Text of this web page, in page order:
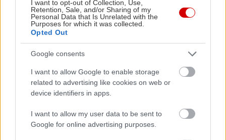
I want to opt-out of Collection, Use,
Retention, Sale, and/or Sharing of my
Personal Data that Is Unrelated with the
Purposes for which it was collected.
Opted Out
Google consents
I want to allow Google to enable storage
related to advertising like cookies on web or
device identifiers in apps.
I want to allow my user data to be sent to
Google for online advertising purposes.
ελαχιστοποίηση του θορύβου και των κραδασμών.
Το ηχομονωμένο παρμπρίζ θα βοηθήσει στη
μείωση του θορύβου του ανέμου, ενώ οι
βελτιώσεις σε βασικούς τομείς της δομής του
αμαξώματος, όπως τα υποπλαίσια και οι νέες
βάσεις της μετάδοσης, επιφέρουν περαιτέρω
βελτιώσεις.
Το best-seller μοντέλο της Kia στην Ευρώπη,